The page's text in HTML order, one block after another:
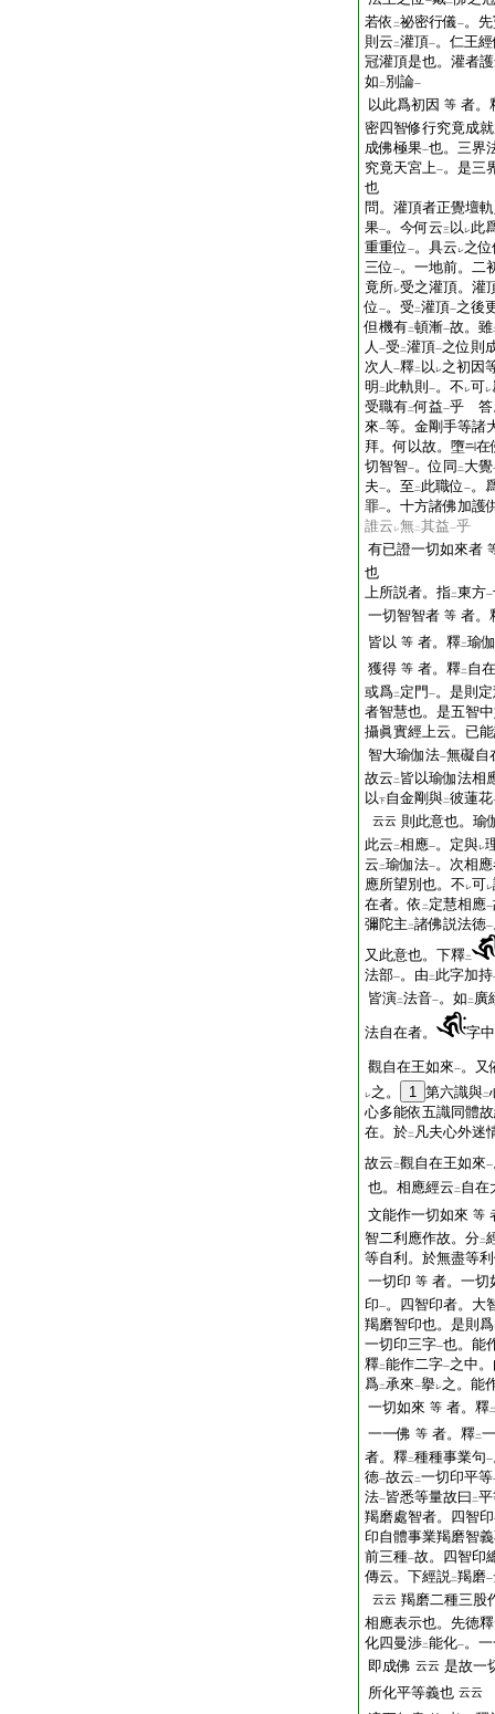
若依 二祕密行儀一。
則云 二灌頂一。仁王
冠灌頂是也。灌者
如 二 別論一
以此爲初因 等 者。
密四智修行究竟成
成佛極果一也。三界
究竟天宮上一。是三
也
問。灌頂者正覺壇
果一。今何云三 以 レ此
重重位 一。具云 レ之
三位 一。一地前。二
竟所レ受之灌頂。灌
位 一。受 二灌頂一之後
但機有二頓漸一故。雖
人 一受 二灌頂一之位則
次人 一釋二 以 レ之初因
明 二 此軌則 一。不 レ可レ
受職有二何益一乎 答
來一等。金剛手等諸
拜。何以故。墮
在
切智智一。位同 二 大覺
夫一。至 二 此職位 一。
罪一。十方諸佛加護
誰云 レ無二其益一乎
有已證一切如來者
也
上所説者。指二東方一
一切智智者 等 者。
皆以 等 者。釋二瑜
獲得 等 者。釋二 自
或爲二 定門 一。是則
者智慧也。是五智
攝眞實經上云。已
智大瑜伽法一無礙自
故云 二 皆以瑜伽法相
以下自金剛與二彼蓮花
云云 則此意也。瑜
此云 二相應一。定與レ
云 二瑜伽法一。次相
應所望別也。不 レ可レ
在者。依 二 定慧相應一
彌陀主 二諸佛説法徳一
又此意也。下釋二
法部一。由 二 此字加持
皆演二法音一。如 二 廣
法自在者。 字中
觀自在王如來一。又
レ之。 1 第六識與二
心多能依五識同體
在。於二 凡夫心外迷
故云 二觀自在王如來一
也。相應經云 二 自在
文能作一切如來 等
智二利應作故。分二
等自利。於無盡等
一切印 等 者。一切
印一。四智印者。大
羯磨智印也。是則爲
一切印三字一也。能
釋二能作二字一之中
爲二承來一擧レ之。能
一切如來 等 者。釋二
一一佛 等 者。釋二
者。釋二種種事業句一
徳一故云 二一切印平等
法一皆悉等量故曰 二
羯磨處智者。四智
印自體事業羯磨智
前三種一故。四智印
傳云。下經説二羯磨一
云云 羯磨二種三股
相應表示也。先徳
化四曼渉二能化一。
即成佛 云云 是故一
所化平等義也 云云